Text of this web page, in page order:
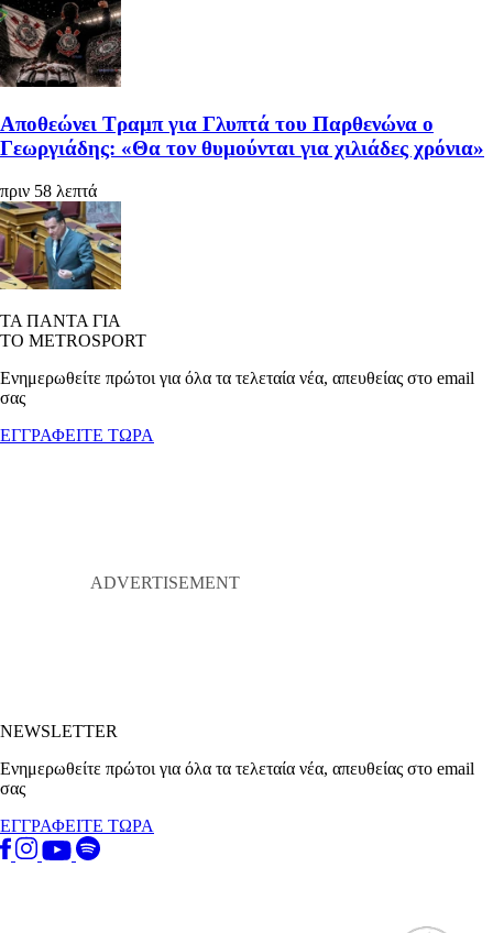
Αποθεώνει Τραμπ για Γλυπτά του Παρθενώνα ο
Γεωργιάδης: «Θα τον θυμούνται για χιλιάδες χρόνια»
πριν 58 λεπτά
ΤΑ ΠΑΝΤΑ ΓΙΑ
ΤΟ METROSPORT
Ενημερωθείτε πρώτοι για όλα τα τελεταία νέα, απευθείας στο email
σας
ΕΓΓΡΑΦΕΙΤΕ ΤΩΡΑ
NEWSLETTER
Ενημερωθείτε πρώτοι για όλα τα τελεταία νέα, απευθείας στο email
σας
ΕΓΓΡΑΦΕΙΤΕ ΤΩΡΑ